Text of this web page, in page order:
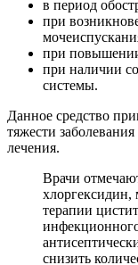
в период
при
при
при наличии
системы.
Данное средство
тяжести
лечения.
Врачи
хлоргексидин,
терапии
снизить